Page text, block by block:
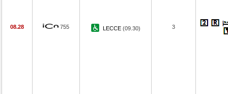
08.28 755 LECCE (09.30) 3